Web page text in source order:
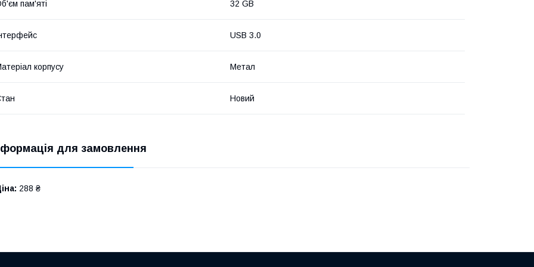
пам'яті 32 GB
USB 3.0
корпусу Метал
Новий
для замовлення
288 ₴